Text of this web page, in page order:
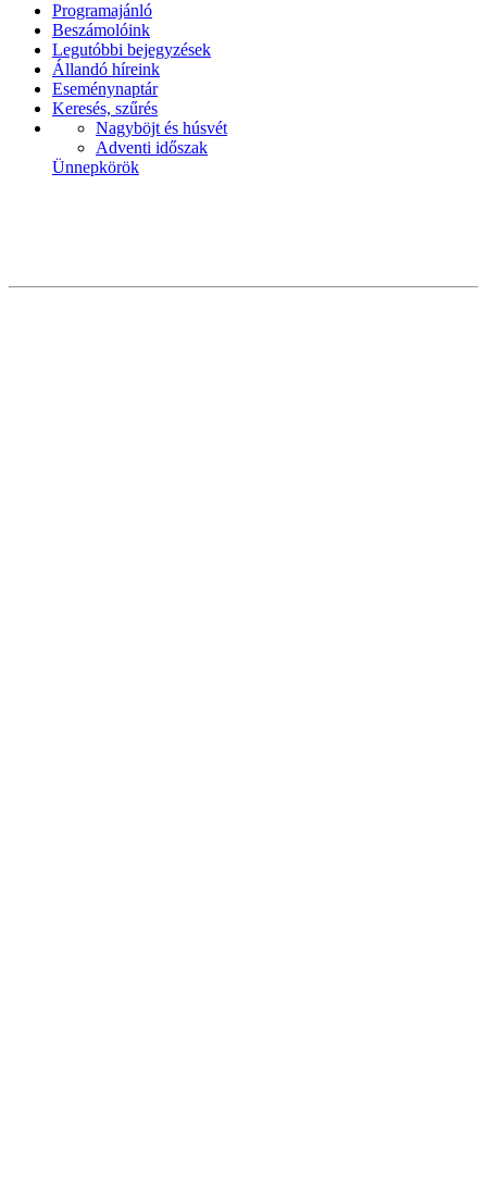
Programajánló
Beszámolóink
Legutóbbi bejegyzések
Állandó híreink
Eseménynaptár
Keresés, szűrés
Nagyböjt és húsvét
Adventi időszak
Ünnepkörök